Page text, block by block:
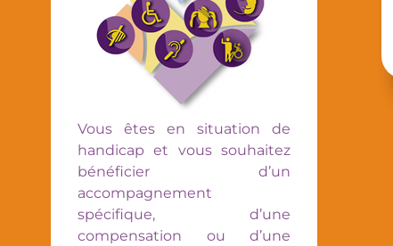
Vous êtes en situation de
handicap et vous souhaitez
bénéficier d’un
accompagnement
spécifique, d’une
compensation ou d’une